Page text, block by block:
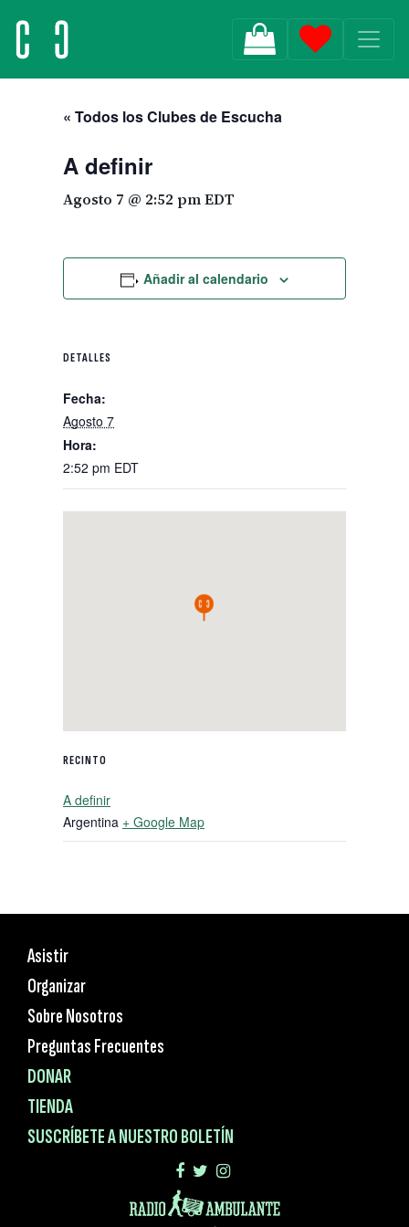
MAIN NAVIGATION
« Todos los Clubes de Escucha
A definir
Agosto 7 @ 2:52 pmEDT
Añadir al calendario
DETALLES
Fecha:
Agosto 7
Hora:
2:52 pm EDT
RECINTO
A definir
Argentina + Google Map
Asistir
Organizar
Sobre Nosotros
Preguntas Frecuentes
DONAR
TIENDA
SUSCRÍBETE A NUESTRO BOLETÍN